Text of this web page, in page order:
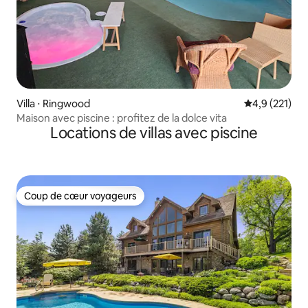
Villa ⋅ Ringwood Évaluation
4,9 (221)
Maison avec piscine : profitez de la dolce vita
Locations de villas avec piscine
Coup de cœur voyageurs
Coup de cœur voyageurs